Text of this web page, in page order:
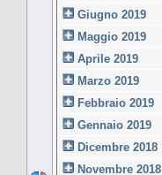
Giugno 2019
Maggio 2019
Aprile 2019
Marzo 2019
Febbraio 2019
Gennaio 2019
Dicembre 2018
Novembre 2018